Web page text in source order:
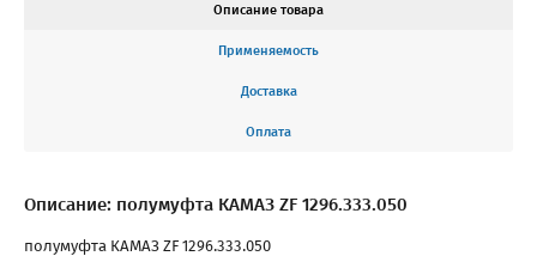
Описание товара
Применяемость
Доставка
Оплата
Описание: полумуфта КАМАЗ ZF 1296.333.050
полумуфта КАМАЗ ZF 1296.333.050